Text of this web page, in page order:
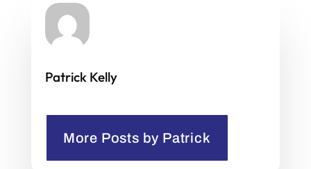
Patrick Kelly
More Posts by Patrick